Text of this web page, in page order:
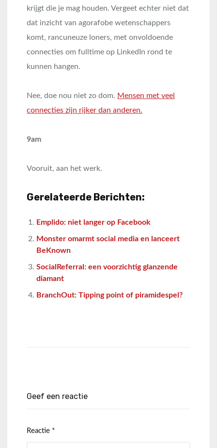
krijgt die je mag houden. Vergeet echter niet dat
dat inzicht van agorafobe wetenschappers
komt, rancuneuze loners, met onvoldoende
connecties om fulltime op LinkedIn rond te
kunnen hangen.
Nee, doe nou niet zo dom. Mensen met veel
connecties zijn rijker dan anderen.
9am
Vooruit, aan het werk.
Gerelateerde Berichten:
Emplido: niet langer op Facebook
Monster omarmt social media en lanceert
BeKnown
SocialReferral: een voorzichtig glanzende
diamant
BranchOut: Tipping point of piramidespel?
Geef een reactie
Reactie *